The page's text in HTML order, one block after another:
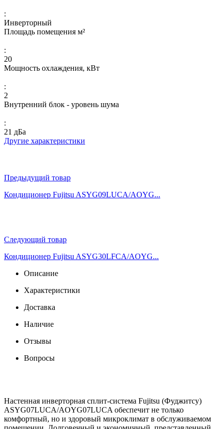
:
Инверторный
Площадь помещения м²
:
20
Мощность охлаждения, кВт
:
2
Внутренний блок - уровень шума
:
21 дБа
Другие характеристики
Предыдущий товар
Кондиционер Fujitsu ASYG09LUCA/AOYG...
Следующий товар
Кондиционер Fujitsu ASYG30LFCA/AOYG...
Описание
Характеристики
Доставка
Наличие
Отзывы
Вопросы
Настенная инверторная сплит-система Fujitsu (Фуджитсу)
ASYG07LUCA/AOYG07LUCA обеспечит не только
комфортный, но и здоровый микроклимат в обслуживаемом